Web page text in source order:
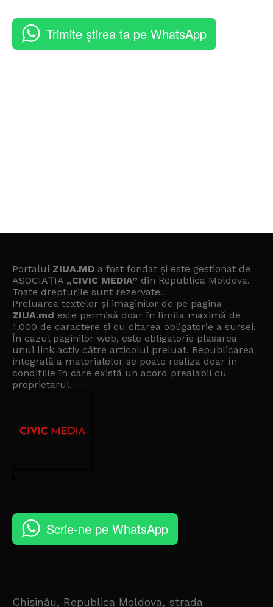
Trimite știrea ta pe WhatsApp
Portalul ZIUA.MD a fost fondat și este gestionat de
ASOCIAȚIA „CIVIC MEDIA” din Republica Moldova.
Toate drepturile sunt rezervate.
Preluarea textelor și imaginilor de pe pagina
ZIUA.md este permisă doar în limita maximă de
1.000 de caractere și cu citarea obligatorie a sursei.
În cazul paginilor web, este obligatorie plasarea
unui link activ către articolul preluat. Republicarea
integrală a materialelor se poate realiza doar în
condițiile în care există un acord prealabil cu
proprietarul.
Scrie-ne pe WhatsApp
Chișinău, Republica Moldova, strada